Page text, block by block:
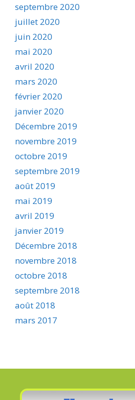
septembre 2020
juillet 2020
juin 2020
mai 2020
avril 2020
mars 2020
février 2020
janvier 2020
Décembre 2019
novembre 2019
octobre 2019
septembre 2019
août 2019
mai 2019
avril 2019
janvier 2019
Décembre 2018
novembre 2018
octobre 2018
septembre 2018
août 2018
mars 2017